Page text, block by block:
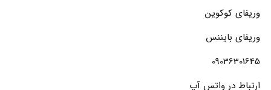
وریفای کوکوین
وریفای بایننس
09036301645
ارتباط در واتس آپ